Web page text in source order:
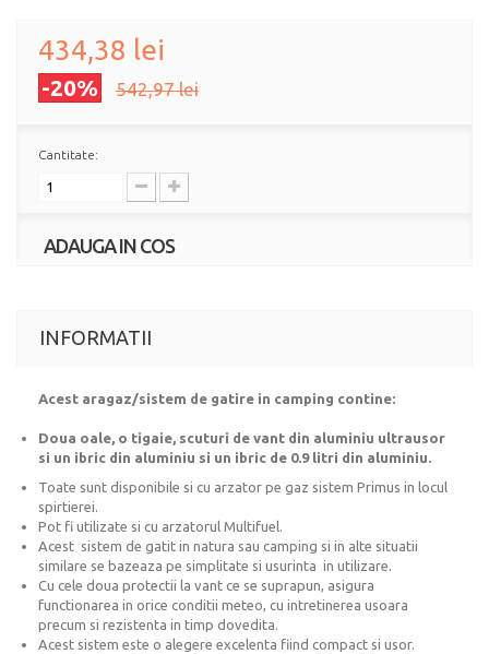
434,38 lei
-20% 542,97 lei
Cantitate:
ADAUGA IN COS
INFORMATII
Acest aragaz/sistem de gatire in camping contine:
Doua oale, o tigaie, scuturi de vant din aluminiu ultrausor
si un ibric din aluminiu si un ibric de 0.9 litri din aluminiu.
Toate sunt disponibile si cu arzator pe gaz sistem Primus in locul
spirtierei.
Pot fi utilizate si cu arzatorul Multifuel.
Acest sistem de gatit in natura sau camping si in alte situatii
similare se bazeaza pe simplitate si usurinta in utilizare.
Cu cele doua protectii la vant ce se suprapun, asigura
functionarea in orice conditii meteo, cu intretinerea usoara
precum si rezistenta in timp dovedita.
Acest sistem este o alegere excelenta fiind compact si usor.